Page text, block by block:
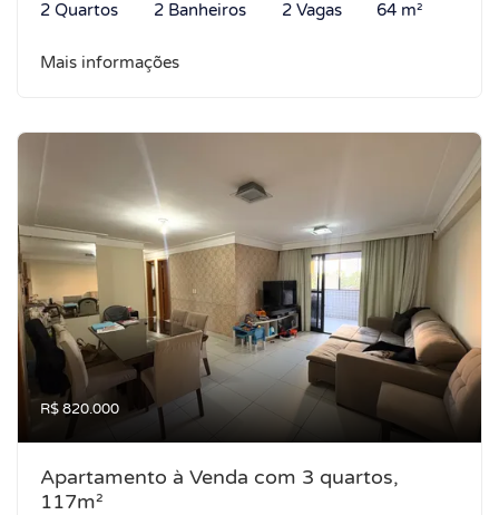
2 Quartos 2 Banheiros 2 Vagas 64 m²
Mais informações
R$ 820.000
Apartamento à Venda com 3 quartos,
117m²